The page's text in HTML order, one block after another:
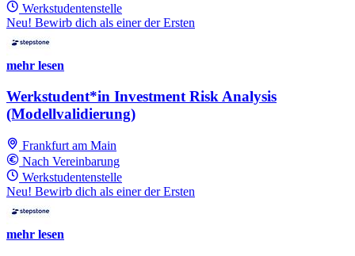
Werkstudentenstelle
Neu! Bewirb dich als einer der Ersten
mehr lesen
Werkstudent*in Investment Risk Analysis
(Modellvalidierung)
Frankfurt am Main
Nach Vereinbarung
Werkstudentenstelle
Neu! Bewirb dich als einer der Ersten
mehr lesen